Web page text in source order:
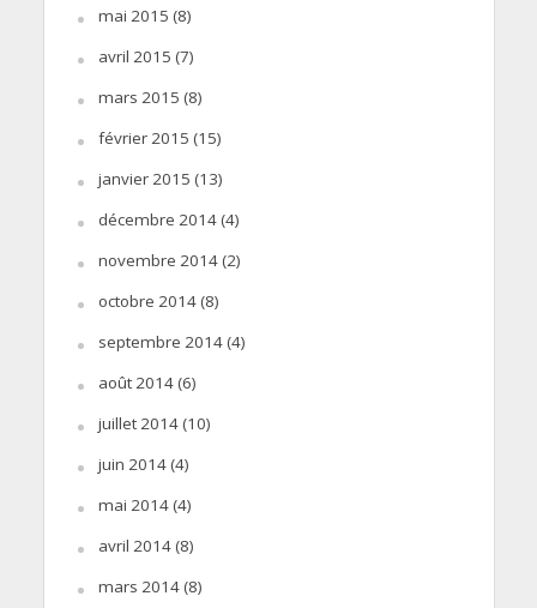
mai 2015 (8)
avril 2015 (7)
mars 2015 (8)
février 2015 (15)
janvier 2015 (13)
décembre 2014(4)
novembre 2014(2)
octobre 2014(8)
septembre 2014(4)
août 2014(6)
juillet 2014(10)
juin 2014(4)
mai 2014(4)
avril 2014(8)
mars 2014(8)